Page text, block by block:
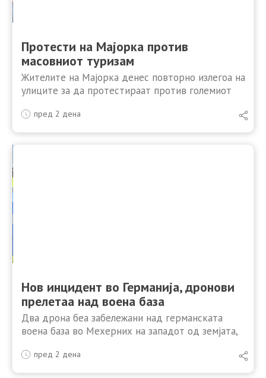
Протести на Мајорка против
масовниот туризам
Жителите на Мајорка денес повторно излегоа на
улиците за да протестираат против големиот
домувањето што произлегува од тоа на
шпанскиот медитерански остров. Две …
пред 2 дена
Нов инцидент во Германија, дронови
прелетаа над воена база
Два дрона беа забележани над германската
воена база во Мехерних на западот од земјата,
Инцидентот се случил само два дена откако на
аеродромот Лајпциг/Хале беше пронајден …
пред 2 дена